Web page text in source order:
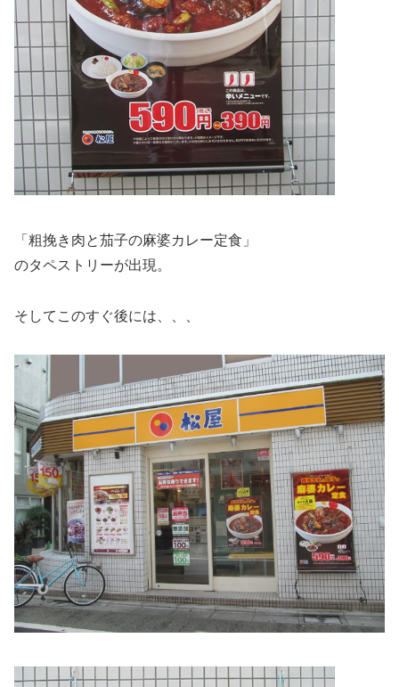
「粗挽き肉と茄子の麻婆カレー定食」
のタペストリーが出現。
そしてこのすぐ後には、、、